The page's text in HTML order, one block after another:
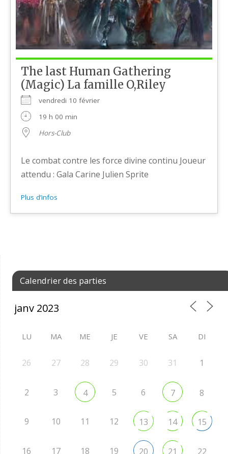
The last Human Gathering
(Magic) La famille O,Riley
vendredi 10 février
19 h 00 min
Hors-Club
Le combat contre les force divine continu Joueur
attendu : Gala Carine Julien Sprite
Plus d’infos
Calendrier des parties
LU MA ME JE VE SA DI
26 27 28 29 30 31 1
2 3 4 5 6 7 8
9 10 11 12 13 14 15
16 17 18 19 20 21 22